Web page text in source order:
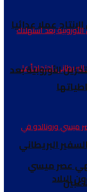
عملا عدائيا
البريطاني
البلاد
الأوروبية بعد
عصر ميسي